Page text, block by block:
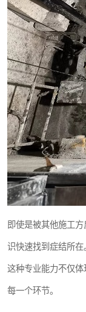
即使是被其他施工
识快速找到症结所在
这种专业能力不仅
每一个环节。